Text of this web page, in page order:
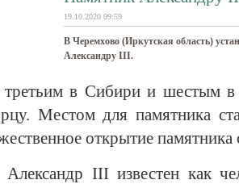
19.10.2020 09:59
В Черемхово (Иркутская область)
Александру III.
третьим в Сибири и шестым в
Местом для памятника
открытие памятника
III известен как